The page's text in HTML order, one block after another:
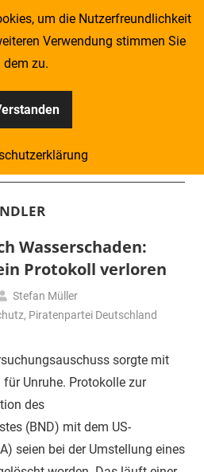
Wasserschaden:
Protokoll verloren
Stefan Müller
, Piratenpartei Deutschland
sorgte mit
Unruhe. Protokolle zur
des
(BND) mit dem US-
seien bei der Umstellung eines
um die Nutzerfreundlichkeit
Verwendung stimmen Sie
dem zu.